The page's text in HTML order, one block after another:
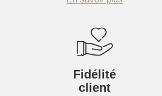
Fidélité
client